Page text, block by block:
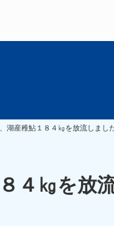
湖産稚鮎１８４㎏を放流しました
４㎏を放